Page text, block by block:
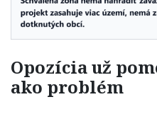
Opozícia už
ako problém